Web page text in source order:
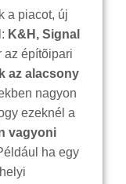
a piacot, új
K&H, Signal
az építõipari
az alacsony
nagyon
ezeknél a
vagyoni
ha egy